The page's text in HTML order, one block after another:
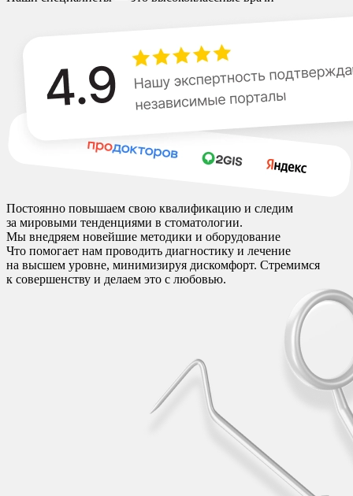
Постоянно повышаем свою квалификацию и следим
за мировыми тенденциями в стоматологии.
Мы внедряем новейшие методики и оборудование
Что помогает нам проводить диагностику и лечение
на высшем уровне, минимизируя дискомфорт. Стремимся
к совершенству и делаем это с любовью.